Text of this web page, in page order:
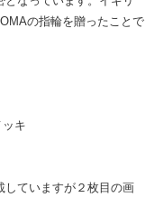
の指輪を贈ったことで
キ
ていますが２枚目の画